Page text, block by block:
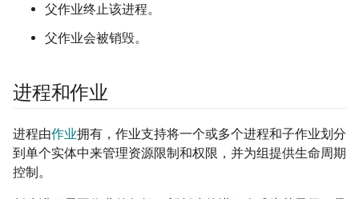
父作业终止该进程。
父作业会被销毁。
进程和作业
进程由作业拥有，作业支持将一个或多个进程和子作业划分
到单个实体中来管理资源限制和权限，并为组提供生命周期
控制。